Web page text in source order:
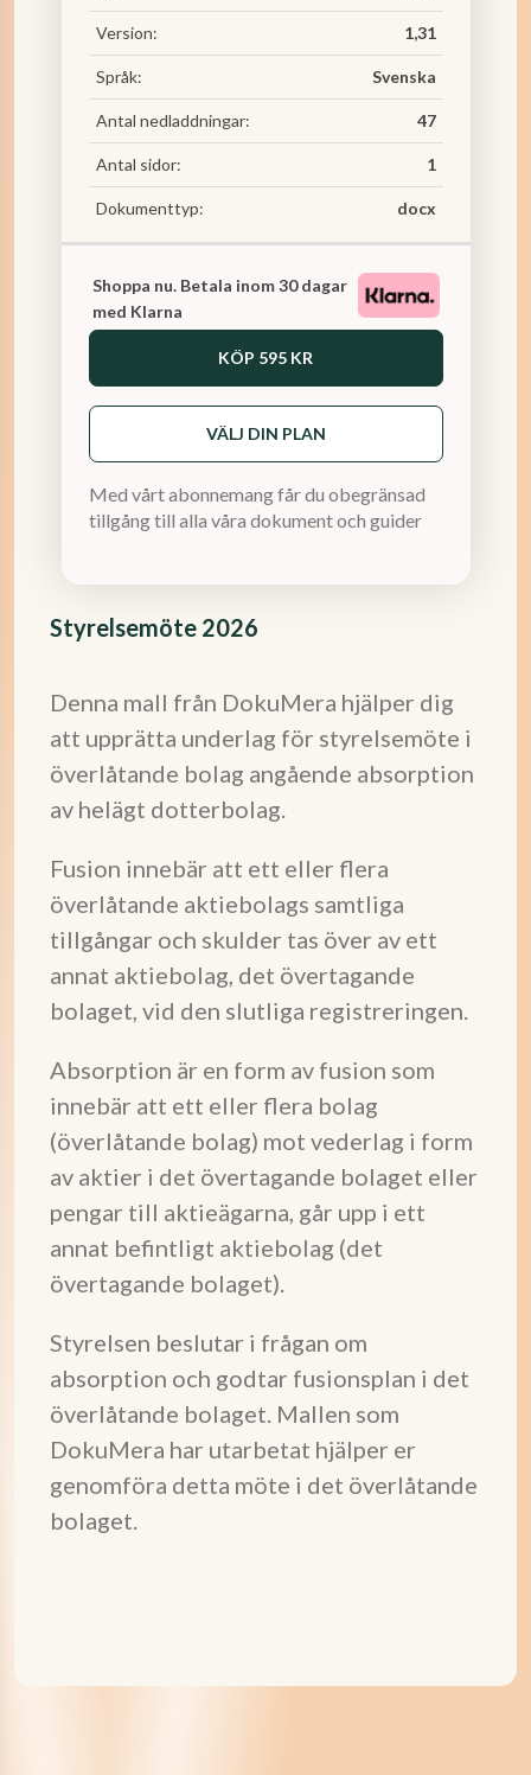
Styrelsemöte 2026
Denna mall från DokuMera hjälper dig
att upprätta underlag för styrelsemöte i
överlåtande bolag angående absorption
av helägt dotterbolag.
Fusion innebär att ett eller flera
överlåtande aktiebolags samtliga
tillgångar och skulder tas över av ett
annat aktiebolag, det övertagande
bolaget, vid den slutliga registreringen.
Absorption är en form av fusion som
innebär att ett eller flera bolag
(överlåtande bolag) mot vederlag i form
av aktier i det övertagande bolaget eller
pengar till aktieägarna, går upp i ett
annat befintligt aktiebolag (det
övertagande bolaget).
Styrelsen beslutar i frågan om
absorption och godtar fusionsplan i det
överlåtande bolaget. Mallen som
DokuMera har utarbetat hjälper er
genomföra detta möte i det överlåtande
bolaget.
Version: 1,31
Språk: Svenska
Antal nedladdningar: 47
Antal sidor: 1
Dokumenttyp: docx
Shoppa nu. Betala inom 30 dagar
med Klarna
KÖP 595 KR
VÄLJ DIN PLAN
Med vårt abonnemang får du obegränsad
tillgång till alla våra dokument och guider